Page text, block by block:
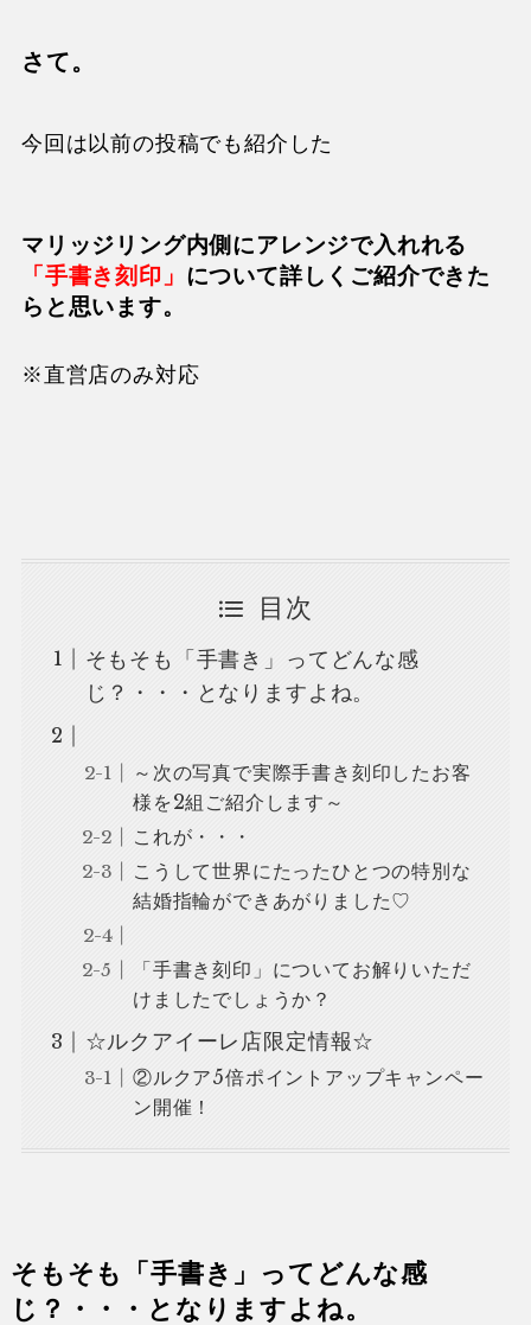
さて。
今回は以前の投稿でも紹介した
マリッジリング内側にアレンジで入れれる
「手書き刻印」 について詳しくご紹介できた
らと思います。
※直営店のみ対応
目次
そもそも「手書き」ってどんな感
じ？・・・となりますよね。
～次の写真で実際手書き刻印したお客
様を2組ご紹介します～
これが・・・
こうして世界にたったひとつの特別な
結婚指輪ができあがりました♡
「手書き刻印」についてお解りいただ
けましたでしょうか？
☆ルクアイーレ店限定情報☆
②ルクア5倍ポイントアップキャンペー
ン開催！
そもそも
「手書き」ってどんな感
じ？・・・ となりますよね。